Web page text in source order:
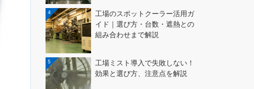
4
工場のスポットクーラー活用ガ
イド｜選び方・台数・遮熱との
組み合わせまで解説
5
工場ミスト導入で失敗しない！
効果と選び方、注意点を解説